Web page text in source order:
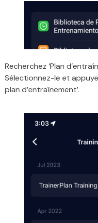
Recherchez ‘Plan
Sélectionnez-le et
plan d’entraînement’.